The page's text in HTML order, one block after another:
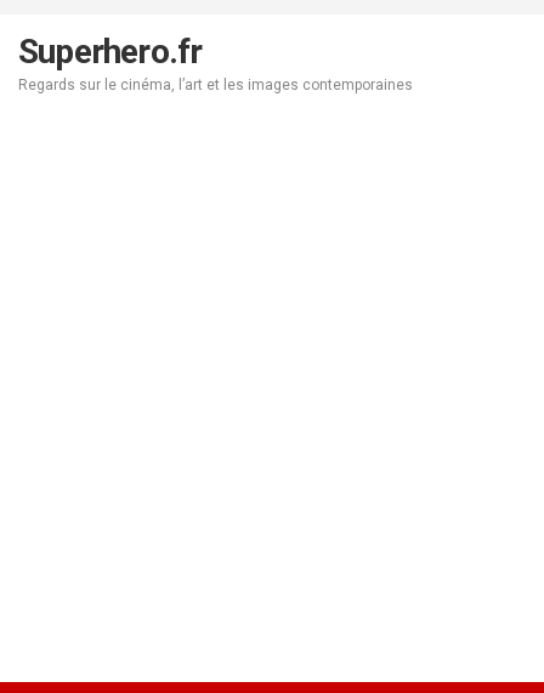
contenu
Superhero.fr
Regards sur le cinéma, l’art et les images contemporaines